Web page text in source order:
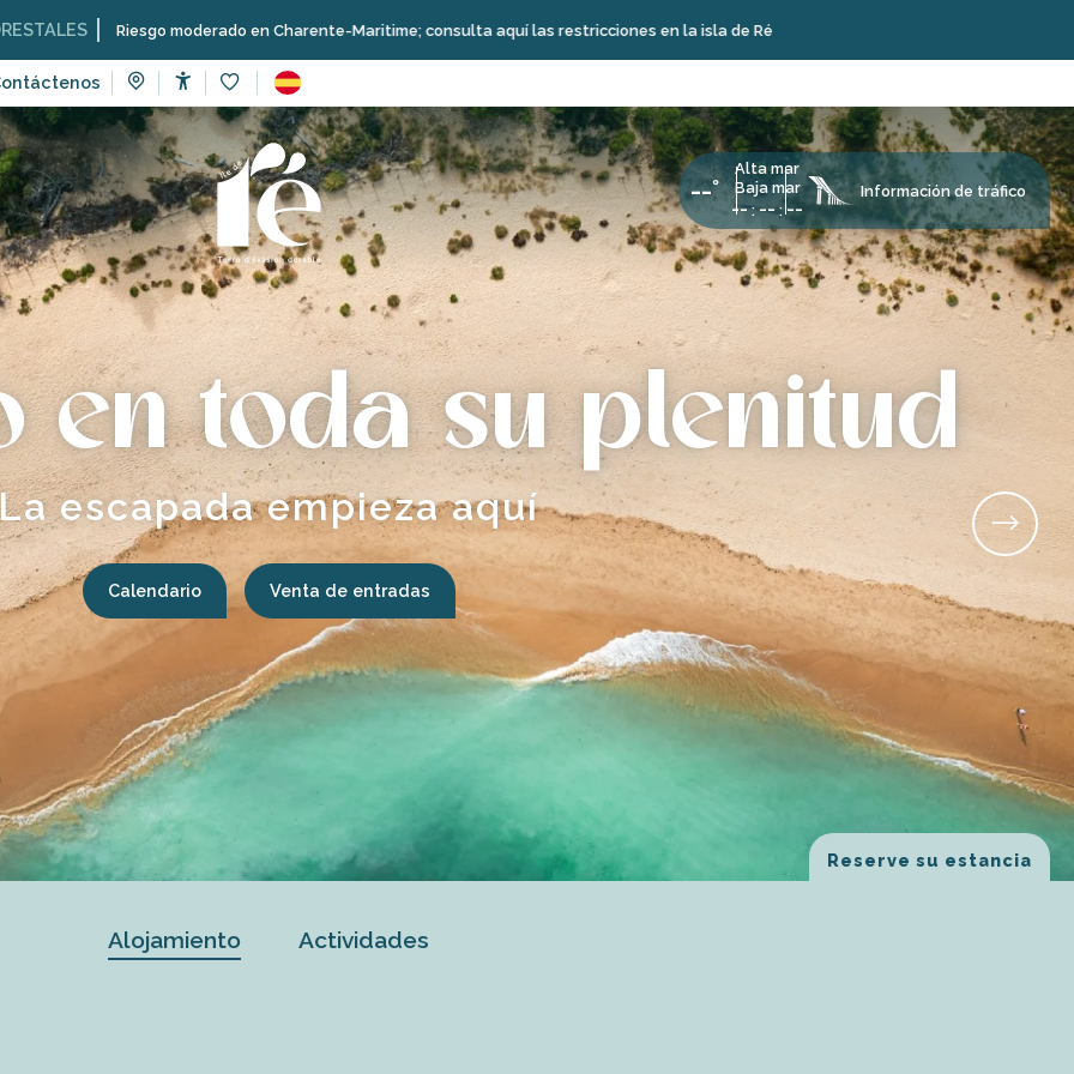
Accessibilité
Voir les favoris
en Charente-Maritime; consulta aquí las restricciones en la isla de Ré
--°
Alta mar
Baja mar
--:--:--
Información de tráfico
en toda su plenitud
escapada empieza aquí
Calendario Venta de entradas
Reserve su estancia
Alojamiento Actividades